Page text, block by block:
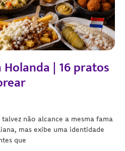
| 16 pratos
não alcance a mesma fama
mas exibe uma identidade
que